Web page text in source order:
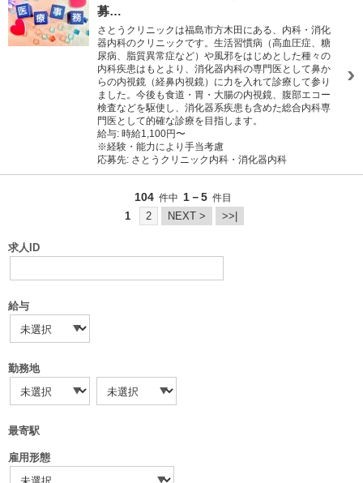
募…
さとうクリニックは福島市方木田にある、内科・消化
器内科のクリニックです。生活習慣病（高血圧症、糖
尿病、脂質異常症など）や風邪をはじめとした種々の
内科疾患はもとより、消化器内科の専門医として鼻か
らの内視鏡（経鼻内視鏡）に力を入れて診療して参り
ました。今後も食道・胃・大腸の内視鏡、腹部エコー
検査などを駆使し、消化器系疾患も含めた総合内科専
門医として的確な診療を目指します。
給与: 時給1,100円〜
※経験・能力により手当考慮
応募先: さとうクリニック内科・消化器内科
104 件中 1－5 件目
1 2 NEXT > >>|
求人ID
給与
勤務地
最寄駅
雇用形態